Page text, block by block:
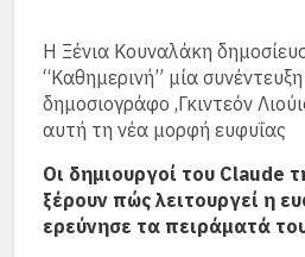
αποτέλεσμα, πολλά
αυτό είναι φυσιολογικό.
θανατική ποινή που
η οποία πρόκειται να
μόνη από τις περισσότερες
κλείσει.(περισσότερα…)
Η Ξένια Κουναλάκη
“Καθημερινή” μία
δημοσιογράφο ,Γκιντεόν
αυτή τη νέα μορφή ευφυΐας
Οι δημιουργοί του Claude
ξέρουν πώς λειτουργεί η
ερεύνησε τα πειράματά